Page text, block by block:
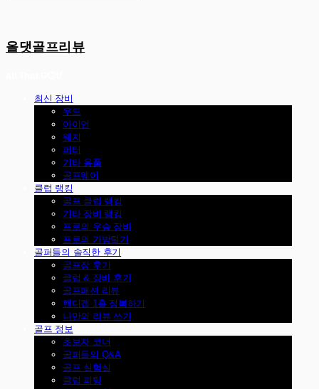
올댓골프리뷰
최신 장비
우드
아이언
웨지
퍼터
기타 용품
골프웨어
클럽 랭킹
골프 클럽 랭킹
기타 장비 랭킹
프로의 우승 장비
프로의 가방털기
골퍼들의 솔직한 후기
골프장 후기
클럽 & 장비 후기
골프패션 리뷰
핸디캡 1홀 정복하기
나만의 리뷰 쓰기
골프 정보
초보자 코너
골퍼들의 Q&A
골프 실험실
클럽 피팅